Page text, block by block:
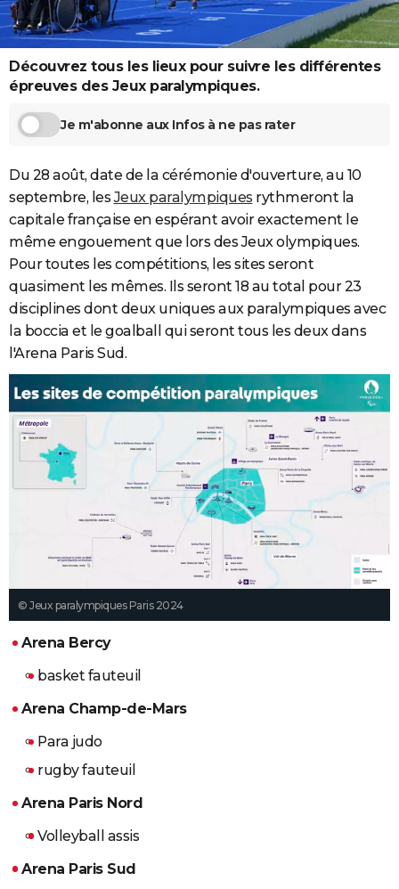
Destinations
City break
Voyage nature
Voyage de noces
Forum
Climat
+
PHOTO
GUIDES D'ACHAT
BONS PLANS
CARTE DE VOEUX
DICTIONNAIRE
Dictionnaire
Biographies
Citations
Expressions
Proverbes
PROGRAMME TV
COPAINS D'AVANT
S'inscrire
Se connecter
Lycées
Collèges
Primaires
Universités
Entreprises
Service militaire
Avis de recherche
FORUM
Découvrez tous les lieux pour suivre les différentes
épreuves des Jeux paralympiques.
Je m'abonne aux Infos à ne pas rater
Du 28 août, date de la cérémonie d'ouverture, au 10
septembre, lesJeux paralympiques rythmeront la
capitale française en espérant avoir exactement le
même engouement que lors des Jeux olympiques.
Pour toutes les compétitions, les sites seront
quasiment les mêmes. Ils seront 18 au total pour 23
disciplines dont deux uniques aux paralympiques avec
la boccia et le goalball qui seront tous les deux dans
l'Arena Paris Sud.
© Jeux paralympiques Paris 2024
Arena Bercy
basket fauteuil
Arena Champ-de-Mars
Para judo
rugby fauteuil
Arena Paris Nord
Volleyball assis
Arena Paris Sud